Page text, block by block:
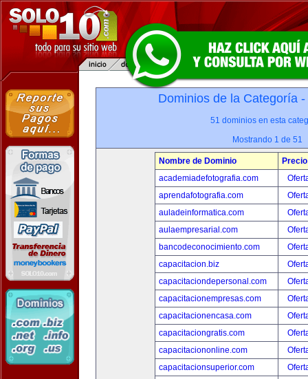
Dominios de la Categoría -
51 dominios en esta
Mostrando 1 de 51
Nombre de Dominio
Precio
academiadefotografia.com
aprendafotografia.com
auladeinformatica.com
aulaempresarial.com
bancodeconocimiento.com
capacitacion.biz
capacitaciondepersonal.com
capacitacionempresas.com
capacitacionencasa.com
capacitaciongratis.com
capacitaciononline.com
capacitacionsuperior.com